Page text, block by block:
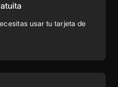
usar tu tarjeta de